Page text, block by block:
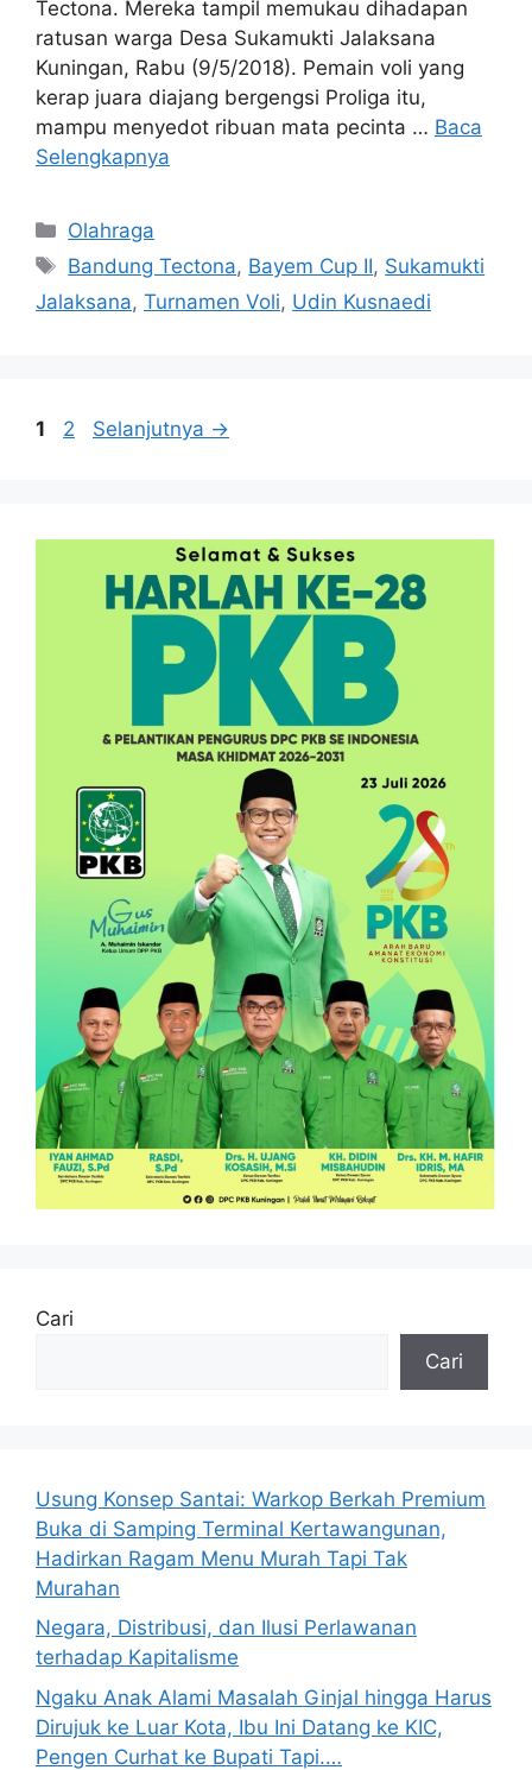
Tectona. Mereka tampil memukau dihadapan
ratusan warga Desa Sukamukti Jalaksana
Kuningan, Rabu (9/5/2018). Pemain voli yang
kerap juara diajang bergengsi Proliga itu,
mampu menyedot ribuan mata pecinta … Baca
Selengkapnya
Kategori
Olahraga
Tag
Bandung Tectona, Bayem Cup II, Sukamukti
Jalaksana, Turnamen Voli, Udin Kusnaedi
Halaman
1 Halaman
2 Selanjutnya →
Cari
Cari
Usung Konsep Santai: Warkop Berkah Premium
Buka di Samping Terminal Kertawangunan,
Hadirkan Ragam Menu Murah Tapi Tak
Murahan
Negara, Distribusi, dan Ilusi Perlawanan
terhadap Kapitalisme
Ngaku Anak Alami Masalah Ginjal hingga Harus
Dirujuk ke Luar Kota, Ibu Ini Datang ke KIC,
Pengen Curhat ke Bupati Tapi.…